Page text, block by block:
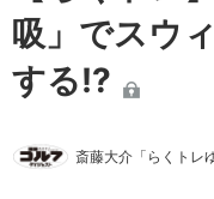
吸」でスウ
する!?
斎藤大介「らくトレ